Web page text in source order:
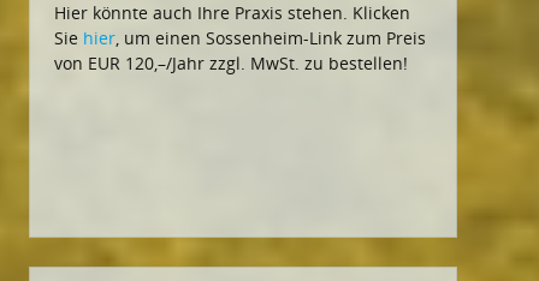
Hier könnte auch Ihre Praxis stehen. Klicken
Sie hier, um einen Sossenheim-Link zum Preis
von EUR 120,–/Jahr zzgl. MwSt. zu bestellen!